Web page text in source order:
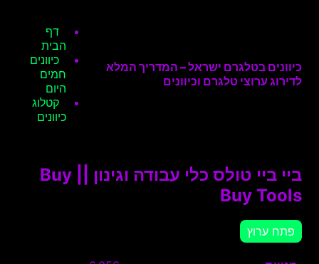
כיוונים בטלגרם ישראל – המדריך המלא
לדירוג ערוצי טלגרם וכיוונים
דף
הבית
כיוונים
חמים
היום
קטלוג
כיוונים
ביי ביי טולס כלי עבודה וגינון || Buy
Buy Tools
פתח ערוץ